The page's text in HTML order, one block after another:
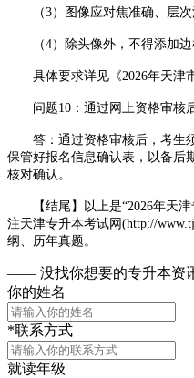
（3）图像应对焦准确、层次
（4）除头像外，不得添加边
具体要求详见《2026年天津市
问题10：通过网上资格审核
答：通过资格审核后，考生
保管好报名信息确认表，以备后
核对确认。
【结尾】以上是“2026年天津
注天津专升本考试网(http://
纲、历年真题。
—— 没找你想要的专升本资
你的姓名
*联系方式
就读年级